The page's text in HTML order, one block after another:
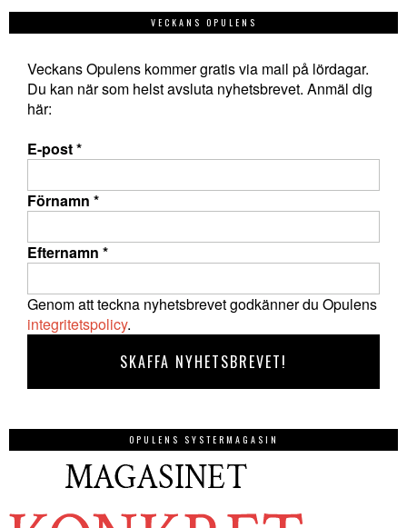
VECKANS OPULENS
Veckans Opulens kommer gratis via mail på lördagar.
Du kan när som helst avsluta nyhetsbrevet. Anmäl dig
här:
E-post*
Förnamn *
Efternamn *
Genom att teckna nyhetsbrevet godkänner du Opulens
integritetspolicy.
OPULENS SYSTERMAGASIN